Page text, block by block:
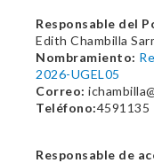
Responsable del
Edith Chambilla
Nombramiento:
2026-UGEL05
Correo:
Teléfono:4591135
Responsable de